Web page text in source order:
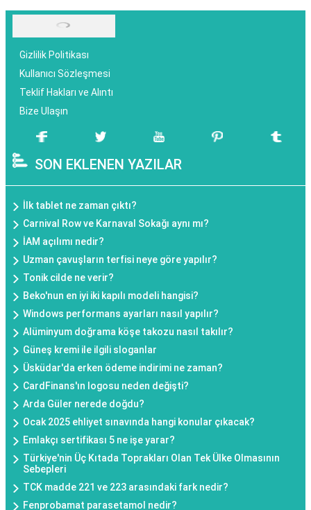
Gizlilik Politikası
Kullanıcı Sözleşmesi
Teklif Hakları ve Alıntı
Bize Ulaşın
SON EKLENEN YAZILAR
İlk tablet ne zaman çıktı?
Carnival Row ve Karnaval Sokağı aynı mı?
İAM açılımı nedir?
Uzman çavuşların terfisi neye göre yapılır?
Tonik cilde ne verir?
Beko'nun en iyi iki kapılı modeli hangisi?
Windows performans ayarları nasıl yapılır?
Alüminyum doğrama köşe takozu nasıl takılır?
Güneş kremi ile ilgili sloganlar
Üsküdar'da erken ödeme indirimi ne zaman?
CardFinans'ın logosu neden değişti?
Arda Güler nerede doğdu?
Ocak 2025 ehliyet sınavında hangi konular çıkacak?
Emlakçı sertifikası 5 ne işe yarar?
Türkiye'nin Üç Kıtada Toprakları Olan Tek Ülke Olmasının
Sebepleri
TCK madde 221 ve 223 arasındaki fark nedir?
Fenprobamat parasetamol nedir?